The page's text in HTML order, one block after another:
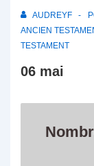
AUDREYF
ANCIEN
TESTAMENT
06 mai